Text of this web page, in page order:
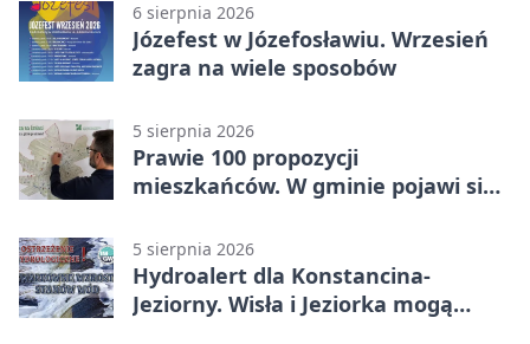
6 sierpnia 2026
Józefest w Józefosławiu. Wrzesień
zagra na wiele sposobów
5 sierpnia 2026
Prawie 100 propozycji
mieszkańców. W gminie pojawi się
5 sierpnia 2026
Hydroalert dla Konstancina-
Jeziorny. Wisła i Jeziorka mogą